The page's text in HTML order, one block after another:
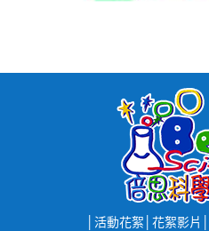
活動花絮 花絮影片